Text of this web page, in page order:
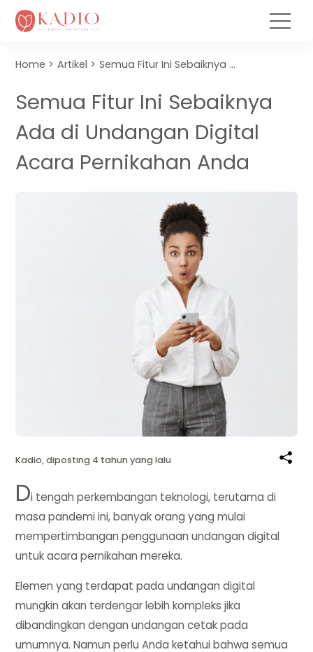
Home Artikel Semua Fitur Ini Sebaiknya Ada di Undangan Digital Acara Pernikahan Anda
Semua Fitur Ini Sebaiknya
Ada di Undangan Digital
Acara Pernikahan Anda
Kadio, diposting 4 tahun yang lalu
Di tengah perkembangan teknologi, terutama di
masa pandemi ini, banyak orang yang mulai
mempertimbangan penggunaan undangan digital
untuk acara pernikahan mereka.
Elemen yang terdapat pada undangan digital
mungkin akan terdengar lebih kompleks jika
dibandingkan dengan undangan cetak pada
umumnya. Namun perlu Anda ketahui bahwa semua